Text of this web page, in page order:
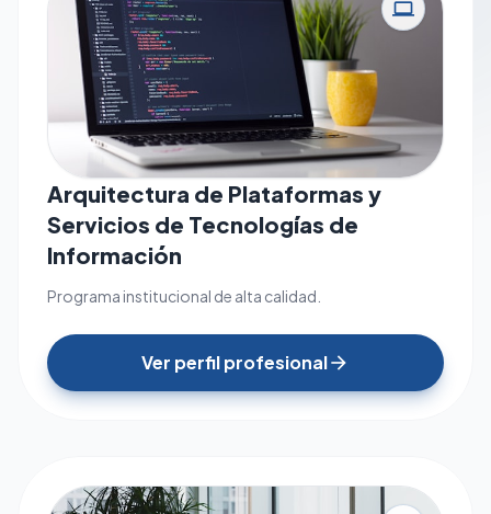
computer
Arquitectura de Plataformas y
Servicios de Tecnologías de
Información
Programa institucional de alta calidad.
Ver perfil profesionalarrow_forward